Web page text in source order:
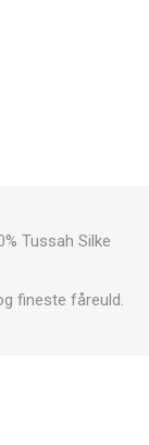
Tussah Silke
fineste fåreuld.